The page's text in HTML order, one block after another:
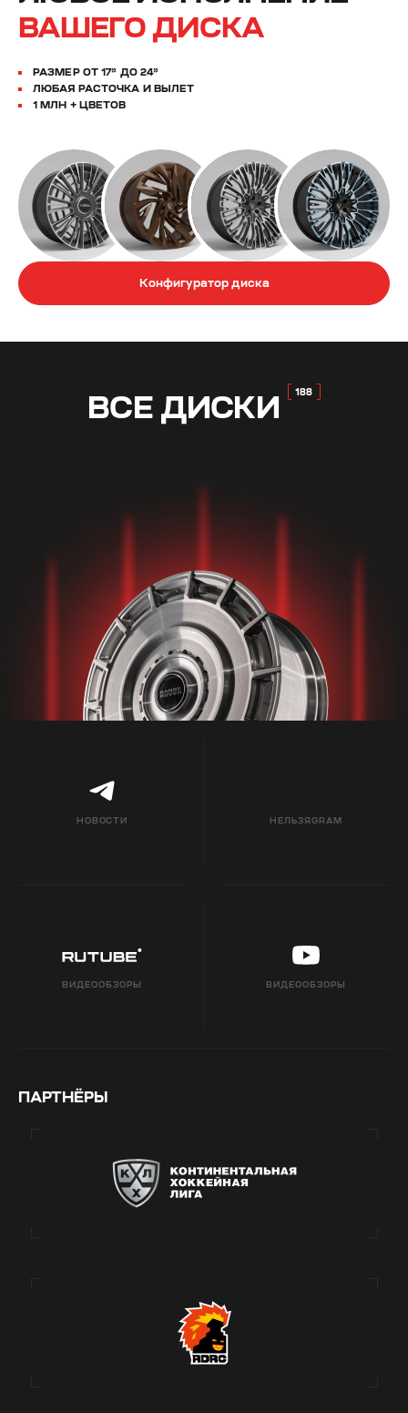
ВАШЕГО ДИСКА
РАЗМЕР ОТ 17” ДО 24”
ЛЮБАЯ РАСТОЧКА И ВЫЛЕТ
1 МЛН + ЦВЕТОВ
Конфигуратор диска
ВСЕ ДИСКИ
НОВОСТИ НЕЛЬЗЯGRAM
ВИДЕООБЗОРЫ ВИДЕООБЗОРЫ
ПАРТНЁРЫ